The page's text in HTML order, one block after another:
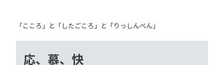
「こころ」と「したごころ」と「りっしんべん」
応、慕、快